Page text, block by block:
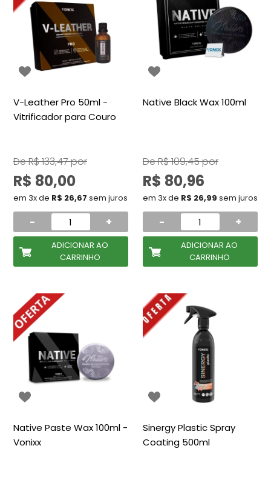
V-Leather Pro 50ml -
Vitrificador para Couro
DeR$ 133,47por
R$ 80,00
em 3x de R$ 26,67 sem juros
- +
ADICIONAR AO
CARRINHO
Native Black Wax 100ml
DeR$ 109,45por
R$ 80,96
em 3x de R$ 26,99 sem juros
- +
ADICIONAR AO
CARRINHO
Native Paste Wax 100ml -
Vonixx
Sinergy Plastic Spray
Coating 500ml